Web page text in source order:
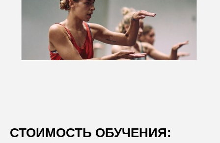
СТОИМОСТЬ ОБУЧЕНИЯ: